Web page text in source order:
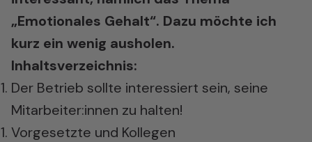
„Emotionales Gehalt“. Dazu möchte ich
kurz ein wenig ausholen.
Inhaltsverzeichnis:
Der Betrieb sollte interessiert sein, seine
Mitarbeiter:innen zu halten!
Vorgesetzte und Kollegen